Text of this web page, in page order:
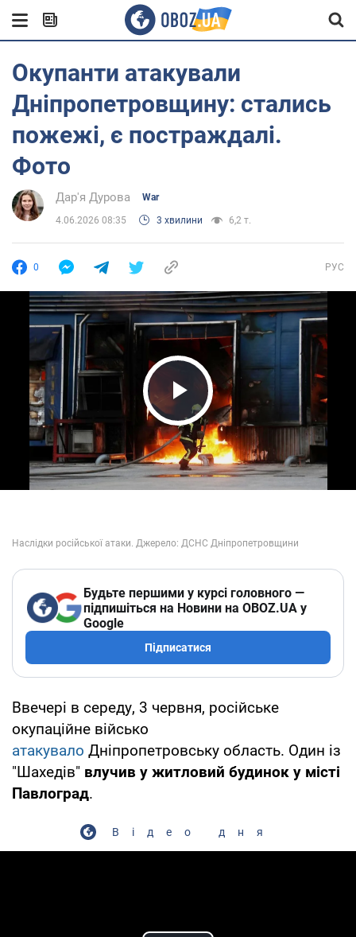
Окупанти атакували
Дніпропетровщину: стались
пожежі, є постраждалі.
Фото
Дар'я Дурова War
4.06.2026 08:35 3 хвилини 6,2 т.
0 РУС
Play Video
Будьте першими у курсі головного —
підпишіться на Новини на OBOZ.UA у
Google
Підписатися
Ввечері в середу, 3 червня, російське
окупаційне військо
атакувало Дніпропетровську область. Один із
"Шахедів" влучив у житловий будинок у місті
Павлоград.
Відео дня